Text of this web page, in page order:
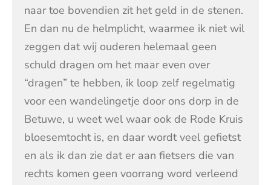
naar toe bovendien zit het geld in de stenen.
En dan nu de helmplicht, waarmee ik niet wil
zeggen dat wij ouderen helemaal geen
schuld dragen om het maar even over
“dragen” te hebben, ik loop zelf regelmatig
voor een wandelingetje door ons dorp in de
Betuwe, u weet wel waar ook de Rode Kruis
bloesemtocht is, en daar wordt veel gefietst
en als ik dan zie dat er aan fietsers die van
rechts komen geen voorrang word verleend